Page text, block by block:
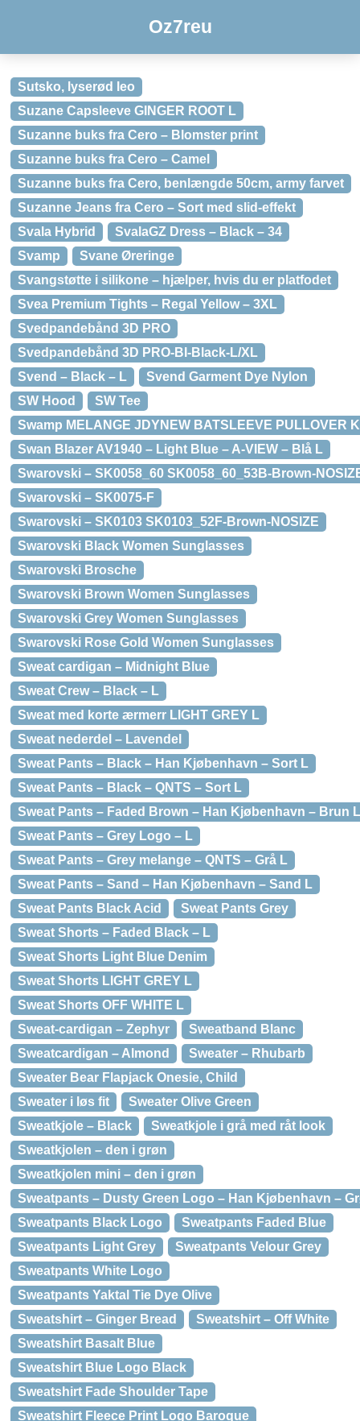
Oz7reu
Sutsko, lyserød leo
Suzane Capsleeve GINGER ROOT L
Suzanne buks fra Cero – Blomster print
Suzanne buks fra Cero – Camel
Suzanne buks fra Cero, benlængde 50cm, army farvet
Suzanne Jeans fra Cero – Sort med slid-effekt
Svala Hybrid
SvalaGZ Dress – Black – 34
Svamp
Svane Øreringe
Svangstøtte i silikone – hjælper, hvis du er platfodet
Svea Premium Tights – Regal Yellow – 3XL
Svedpandebånd 3D PRO
Svedpandebånd 3D PRO-BI-Black-L/XL
Svend – Black – L
Svend Garment Dye Nylon
SW Hood
SW Tee
Swamp MELANGE JDYNEW BATSLEEVE PULLOVER
Swan Blazer AV1940 – Light Blue – A-VIEW – Blå L
Swarovski – SK0058_60 SK0058_60_53B-Brown-
Swarovski – SK0075-F
Swarovski – SK0103 SK0103_52F-Brown-NOSIZE
Swarovski Black Women Sunglasses
Swarovski Brosche
Swarovski Brown Women Sunglasses
Swarovski Grey Women Sunglasses
Swarovski Rose Gold Women Sunglasses
Sweat cardigan – Midnight Blue
Sweat Crew – Black – L
Sweat med korte ærmerr LIGHT GREY L
Sweat nederdel – Lavendel
Sweat Pants – Black – Han Kjøbenhavn – Sort L
Sweat Pants – Black – QNTS – Sort L
Sweat Pants – Faded Brown – Han Kjøbenhavn – Brun L
Sweat Pants – Grey Logo – L
Sweat Pants – Grey melange – QNTS – Grå L
Sweat Pants – Sand – Han Kjøbenhavn – Sand L
Sweat Pants Black Acid
Sweat Pants Grey
Sweat Shorts – Faded Black – L
Sweat Shorts Light Blue Denim
Sweat Shorts LIGHT GREY L
Sweat Shorts OFF WHITE L
Sweat-cardigan – Zephyr
Sweatband Blanc
Sweatcardigan – Almond
Sweater – Rhubarb
Sweater Bear Flapjack Onesie, Child
Sweater i løs fit
Sweater Olive Green
Sweatkjole – Black
Sweatkjole i grå med råt look
Sweatkjolen – den i grøn
Sweatkjolen mini – den i grøn
Sweatpants – Dusty Green Logo – Han Kjøbenhavn –
Sweatpants Black Logo
Sweatpants Faded Blue
Sweatpants Light Grey
Sweatpants Velour Grey
Sweatpants White Logo
Sweatpants Yaktal Tie Dye Olive
Sweatshirt – Ginger Bread
Sweatshirt – Off White
Sweatshirt Basalt Blue
Sweatshirt Blue Logo Black
Sweatshirt Fade Shoulder Tape
Sweatshirt Fleece Print Logo Baroque